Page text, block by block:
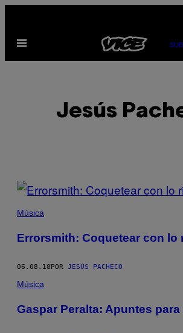
contenido
Abrir
Jesús
POSTS
BY
THIS
Música
Errorsmith: Coquetear con lo
06.08.18POR JESÚS PACHECO
Música
Gaspar Peralta: Apuntes